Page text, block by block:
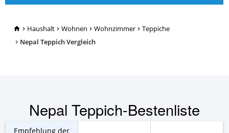
TopRatgeber24.de
Haushalt Wohnen Wohnzimmer
Teppiche
Nepal Teppich Vergleich
Nepal Teppich-Bestenliste
Empfehlung der